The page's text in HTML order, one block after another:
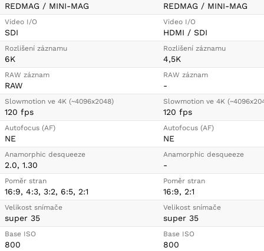
REDMAG / MINI-MAG
Video I/O
SDI
Rozlišení záznamu
6K
RAW záznam
RAW
Slowmotion ve 4K (~4096x2048)
120 fps
Autofocus (AF)
NE
Anamorphic desqueeze
2.0, 1.30
Poměr stran
16:9, 4:3, 3:2, 6:5, 2:1
Velikost snímače
super 35
Base ISO
800
REDMAG / MINI-MAG
Video I/O
HDMI / SDI
Rozlišení záznamu
4,5K
RAW záznam
-
Slowmotion ve 4K
120 fps
Autofocus (AF)
NE
Anamorphic desqueeze
-
Poměr stran
16:9, 2:1
Velikost snímače
super 35
Base ISO
800